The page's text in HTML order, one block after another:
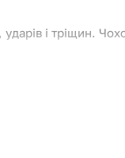
і тріщин.